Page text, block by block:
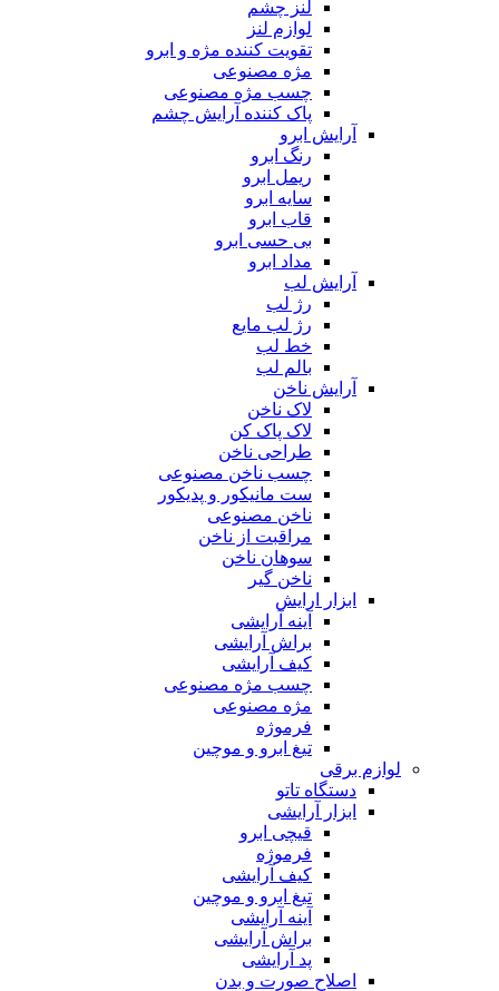
لنز چشم
لوازم لنز
تقویت کننده مژه و ابرو
مژه مصنوعی
چسب مژه مصنوعی
پاک کننده آرایش چشم
آرایش ابرو
رنگ ابرو
ریمل ابرو
سایه ابرو
قاب ابرو
بی حسی ابرو
مداد ابرو
آرایش لب
رژ لب
رژ لب مایع
خط لب
بالم لب
آرایش ناخن
لاک ناخن
لاک پاک کن
طراحی ناخن
چسب ناخن مصنوعی
ست مانیکور و پدیکور
ناخن مصنوعی
مراقبت از ناخن
سوهان ناخن
ناخن گیر
ابزار ارایش
آینه آرایشی
براش آرایشی
کیف آرایشی
چسب مژه مصنوعی
مژه مصنوعی
فرموژه
تیغ ابرو و موچین
لوازم برقی
دستگاه تاتو
ابزار آرایشی
قیچی ابرو
فرموژه
کیف آرایشی
تیغ ابرو و موچین
آینه آرایشی
براش آرایشی
پد آرایشی
اصلاح صورت و بدن